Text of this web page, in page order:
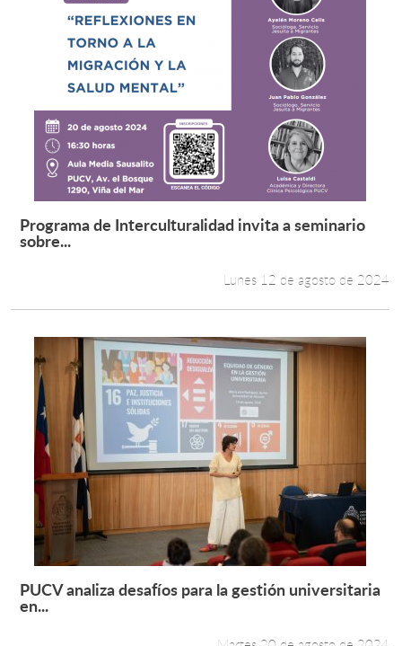
Leer más +
Programa de Interculturalidad invita a seminario
sobre...
Lunes 12 de agosto de 2024
Leer más +
PUCV analiza desafíos para la gestión universitaria
en...